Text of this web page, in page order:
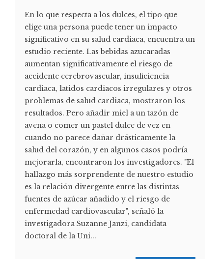
En lo que respecta a los dulces, el tipo que
elige una persona puede tener un impacto
significativo en su salud cardiaca, encuentra un
estudio reciente. Las bebidas azucaradas
aumentan significativamente el riesgo de
accidente cerebrovascular, insuficiencia
cardiaca, latidos cardiacos irregulares y otros
problemas de salud cardiaca, mostraron los
resultados. Pero añadir miel a un tazón de
avena o comer un pastel dulce de vez en
cuando no parece dañar drásticamente la
salud del corazón, y en algunos casos podría
mejorarla, encontraron los investigadores. "El
hallazgo más sorprendente de nuestro estudio
es la relación divergente entre las distintas
fuentes de azúcar añadido y el riesgo de
enfermedad cardiovascular", señaló la
investigadora Suzanne Janzi, candidata
doctoral de la Uni...